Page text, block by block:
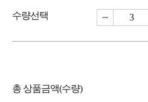
수량선택
총 상품금액(수량)